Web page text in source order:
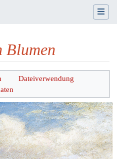
Blumen
Dateiverwendung